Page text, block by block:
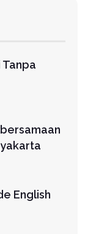
Tanpa
English